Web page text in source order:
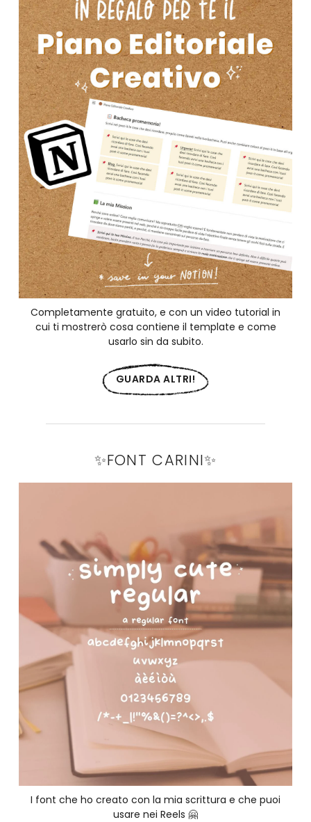
Completamente gratuito, e con un video tutorial in
cui ti mostrerò cosa contiene il template e come
usarlo sin da subito.
GUARDA ALTRI!
✨FONT CARINI✨
I font che ho creato con la mia scrittura e che puoi
usare nei Reels 🤗